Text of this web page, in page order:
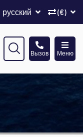
(€)
русский
Меню
Вызов